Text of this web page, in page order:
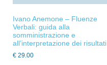
Ivano Anemone – Fluenze
Verbali: guida alla
somministrazione e
all’interpretazione dei risultati
€ 29.00